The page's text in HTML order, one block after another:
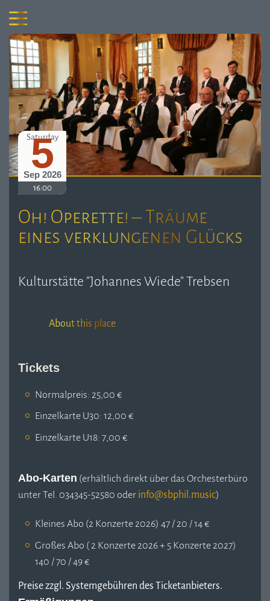
Saturday
5
Sep 2026
16:00
Oh! Operette! – Träume
eines verklungenen Glücks
Kulturstätte "Johannes Wiede" Trebsen
About this place
Tickets
Normalpreis: 25,00 €
Einzelkarte U30: 12,00 €
Einzelkarte U18: 7,00 €
Abo-Karten (erhältlich direkt über das Orchesterbüro
unter Tel. 034345-52580 oder
)
Kleines Abo (2 Konzerte 2026) 47 / 20 / 14 €
Großes Abo ( 2 Konzerte 2026 + 5 Konzerte 2027)
140 / 70 / 49 €
Preise zzgl. Systemgebühren des Ticketanbieters.